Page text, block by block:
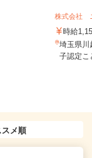
株式会社
時給
埼玉県川
子認定